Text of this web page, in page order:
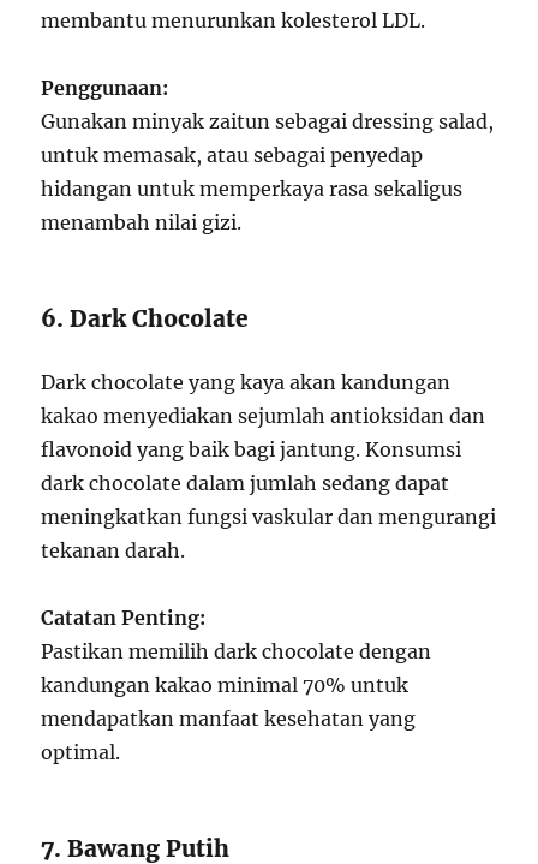
membantu menurunkan kolesterol LDL.
Penggunaan:
Gunakan minyak zaitun sebagai dressing salad,
untuk memasak, atau sebagai penyedap
hidangan untuk memperkaya rasa sekaligus
menambah nilai gizi.
6. Dark Chocolate
Dark chocolate yang kaya akan kandungan
kakao menyediakan sejumlah antioksidan dan
flavonoid yang baik bagi jantung. Konsumsi
dark chocolate dalam jumlah sedang dapat
meningkatkan fungsi vaskular dan mengurangi
tekanan darah.
Catatan Penting:
Pastikan memilih dark chocolate dengan
kandungan kakao minimal 70% untuk
mendapatkan manfaat kesehatan yang
optimal.
7. Bawang Putih